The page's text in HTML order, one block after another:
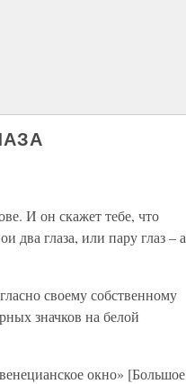
И он скажет тебе, что
два глаза, или пару глаз – а
своему собственному
значков на белой
окно» [Большое